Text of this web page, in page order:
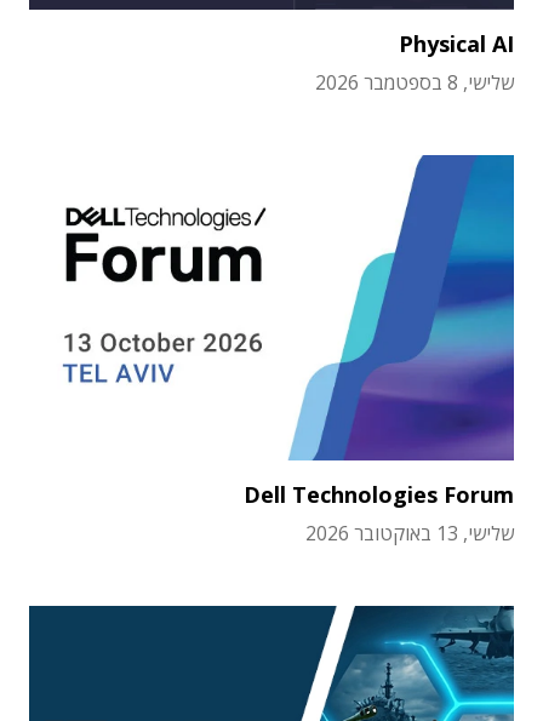
Physical AI
שלישי, 8 בספטמבר 2026
Dell Technologies Forum
שלישי, 13 באוקטובר 2026